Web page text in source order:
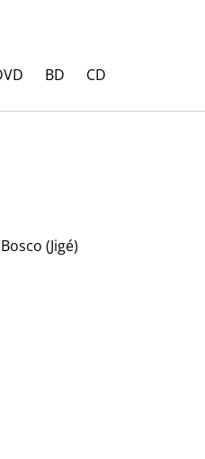
BD CD